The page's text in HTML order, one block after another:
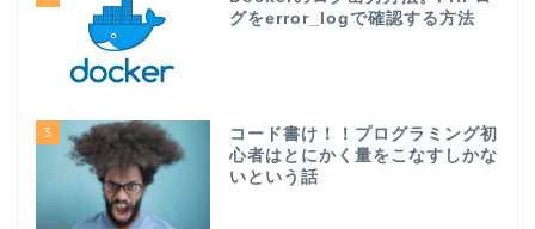
グをerror_logで確認する方法
3
コード書け！！プログラミング初
心者はとにかく量をこなすしかな
いという話